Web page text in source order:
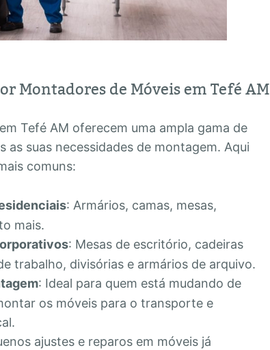
Montadores de Móveis em Tefé AM
Tefé AM oferecem uma ampla gama de
as suas necessidades de montagem. Aqui
comuns:
: Armários, camas, mesas,
mais.
: Mesas de escritório, cadeiras
trabalho, divisórias e armários de arquivo.
: Ideal para quem está mudando de
os móveis para o transporte e
ajustes e reparos em móveis já